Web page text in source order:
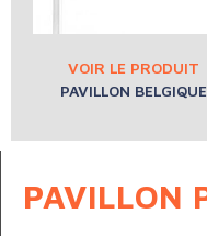
PAVILLON BELGIQUE
PAVILLON